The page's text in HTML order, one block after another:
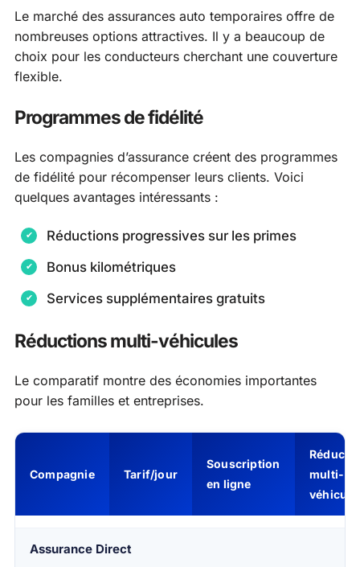
Le marché des assurances auto temporaires offre de
nombreuses options attractives. Il y a beaucoup de
choix pour les conducteurs cherchant une couverture
flexible.
Programmes de fidélité
Les compagnies d’assurance créent des programmes
de fidélité pour récompenser leurs clients. Voici
quelques avantages intéressants :
Réductions progressives sur les primes
Bonus kilométriques
Services supplémentaires gratuits
Réductions multi-véhicules
Le comparatif montre des économies importantes
pour les familles et entreprises.
Compagnie Tarif/jour
Souscription
en ligne
multi-
Assurance Direct